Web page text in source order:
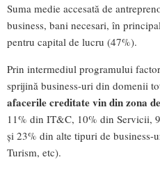
Suma medie accesată de
business, bani necesari, în
pentru capital de lucru (47%).
Prin intermediul programului
sprijină business-uri din domenii
afacerile creditate vin din zona
11% din IT&C, 10% din Servicii,
și 23% din alte tipuri de business-
Turism, etc).